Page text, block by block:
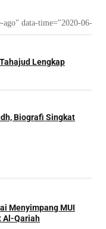
data-time="2020-06-
Lengkap
Biografi Singkat
Menyimpang MUI
Al-Qariah